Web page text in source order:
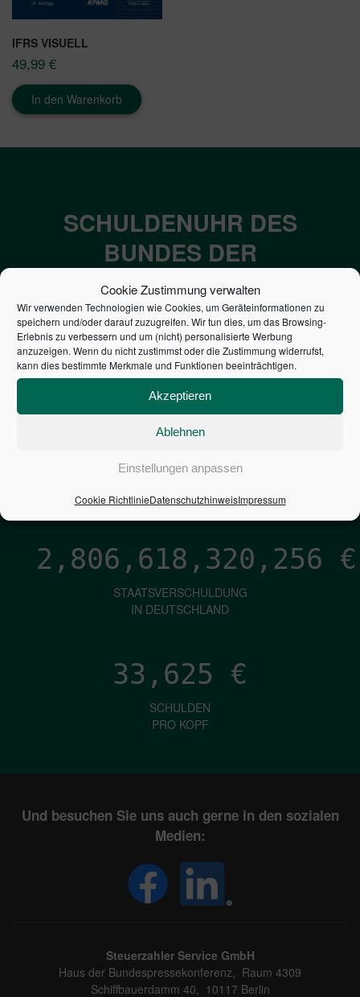
Cookie Zustimmung verwalten
Wir verwenden Technologien wie Cookies, um Geräteinformationen zu
speichern und/oder darauf zuzugreifen. Wir tun dies, um das Browsing-
Erlebnis zu verbessern und um (nicht) personalisierte Werbung
anzuzeigen. Wenn du nicht zustimmst oder die Zustimmung widerrufst,
kann dies bestimmte Merkmale und Funktionen beeinträchtigen.
Akzeptieren
Ablehnen
Einstellungen anpassen
Cookie RichtlinieDatenschutzhinweisImpressum
IFRS VISUELL
49,99 €
In den Warenkorb
SCHULDENUHR DES
BUNDES DER
STEUERZAHLER
7,052€
NEUVERSCHULDUNG
PRO SEKUNDE
1,601
ZINSEN
PRO SEKUNDE
2,806,618,321,102 €
STAATSVERSCHULDUNG
IN DEUTSCHLAND
33,625 €
SCHULDEN
PRO KOPF
Und besuchen Sie uns auch gerne in den sozialen
Medien:
Steuerzahler Service GmbH
Haus der Bundespressekonferenz, Raum 4309
Schiffbauerdamm 40, 10117 Berlin